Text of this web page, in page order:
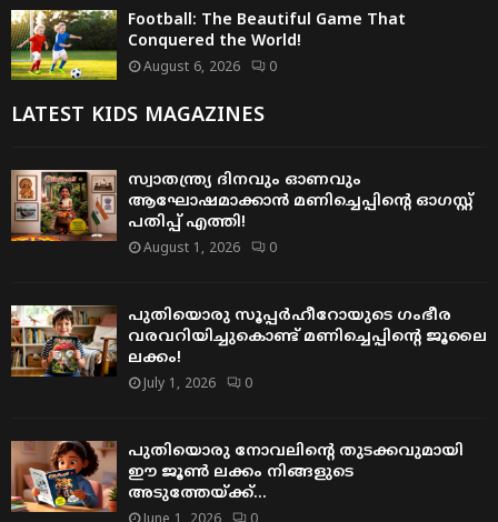
Football: The Beautiful Game That
Conquered the World!
August 6, 2026 0
LATEST KIDS MAGAZINES
സ്വാതന്ത്ര്യ ദിനവും ഓണവും
ആഘോഷമാക്കാൻ മണിച്ചെപ്പിന്റെ ഓഗസ്റ്റ്
പതിപ്പ് എത്തി!
August 1, 2026 0
പുതിയൊരു സൂപ്പർഹീറോയുടെ ഗംഭീര
വരവറിയിച്ചുകൊണ്ട് മണിച്ചെപ്പിന്റെ ജൂലൈ
ലക്കം!
July 1, 2026 0
പുതിയൊരു നോവലിന്റെ തുടക്കവുമായി
ഈ ജൂൺ ലക്കം നിങ്ങളുടെ
അടുത്തേയ്ക്ക്…